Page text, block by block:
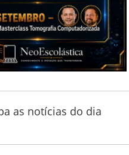
as notícias do dia